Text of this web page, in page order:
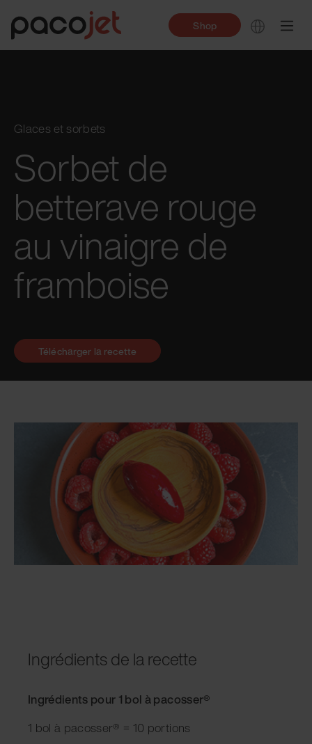
Shop
Glaces et sorbets
Sorbet de
betterave rouge
au vinaigre de
framboise
Ingrédients de la recette
Ingrédients pour 1 bol à pacosser®
1 bol à pacosser® = 10 portions
Télécharger la recette